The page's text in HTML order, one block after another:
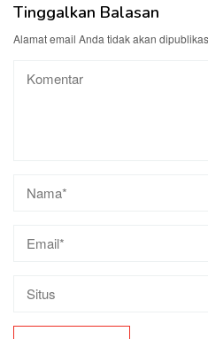
Tinggalkan Balasan
Alamat email Anda tidak akan